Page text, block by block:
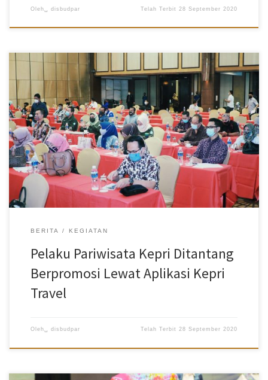
Oleh␣ disbudpar Telah Terbit 28 September 2020
Disbudpar Batam- Di masa pandemi Covid-19 pelaku pariwisata di
tantang mempromosikan pariwisata Kepri lewat aplikasi Kepri
Travel. Aplikasi digital ini merupakan buku pedoman pariwisata di
era new normal, demikian disampaikan ketua pelaksana sekaligus
Kepala Dinas Pariwisata Provinsi Kepri, Buralimar saat
menyampaikan laporannya diacara Pengembangan dan
Penguatan Informasi dan Database, pada Kamis (17/9). Kegiatan
yang dibuka oleh Gubernur Provinsi Kepulauan Riau, Isdianto ini
bertujuan mengajarkan pelaku pariwisata tentang bagaimana
berpromosi lewat aplikasi digital. “Teman-teman pelaku pariwisata
bisa melakukan pegumpulan data pariwisata dan promosi lewat
aplikasi ini,” kata Buralimar, di lokasi acara, Swissbell Harbour Bay
BERITA KEGIATAN
Pelaku Pariwisata Kepri Ditantang
Berpromosi Lewat Aplikasi Kepri
Travel
Oleh␣ disbudpar Telah Terbit28 September 2020